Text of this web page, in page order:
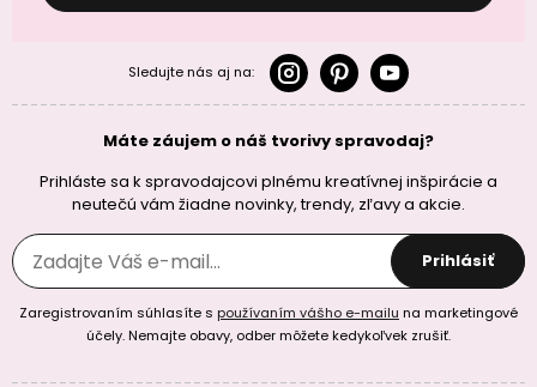
Sledujte nás aj na:
Máte záujem o náš tvorivy spravodaj?
Prihláste sa k spravodajcovi plnému kreatívnej inšpirácie a
neutečú vám žiadne novinky, trendy, zľavy a akcie.
Prihlásiť
Zaregistrovaním súhlasíte s používaním vášho e-mailu na marketingové
účely. Nemajte obavy, odber môžete kedykoľvek zrušiť.